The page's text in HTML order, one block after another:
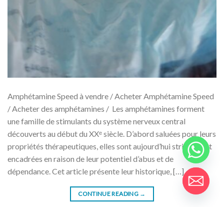
Amphétamine Speed ​​​​à vendre / Acheter Amphétamine Speed
/ Acheter des amphétamines / Les amphétamines forment
une famille de stimulants du système nerveux central
découverts au début du XXᵉ siècle. D’abord saluées pour leurs
propriétés thérapeutiques, elles sont aujourd’hui strictement
encadrées en raison de leur potentiel d’abus et de
dépendance. Cet article présente leur historique, […]
CONTINUE READING →